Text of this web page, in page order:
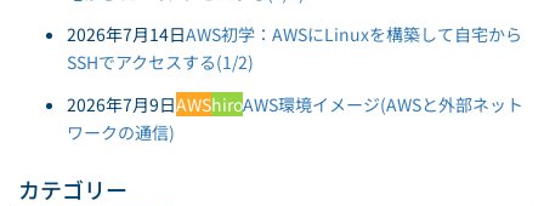
2026年7月14日AWS初学：AWSにLinuxを構築して自宅から
SSHでアクセスする(1/2)
2026年7月9日AWShiroAWS環境イメージ(AWSと外部ネット
ワークの通信)
カテゴリー